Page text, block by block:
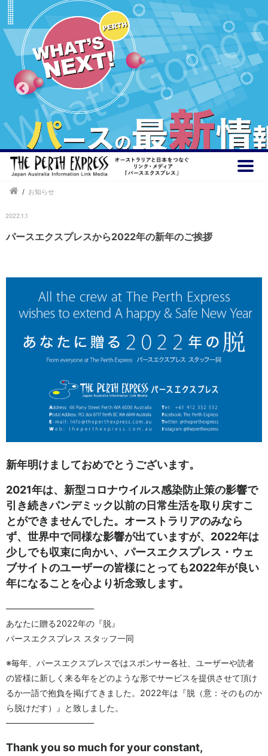
/ お知らせ
2022.1.1
パースエクスプレスから2022年の新年のご挨拶
新年明けましておめでとうございます。
2021年は、新型コロナウイルス感染防止策の影響で
引き続きパンデミック以前の日常生活を取り戻すこ
とができませんでした。オーストラリアのみなら
ず、世界中で同様な影響が出ていますが、2022年は
少しでも収束に向かい、パースエクスプレス・ウェ
ブサイトのユーザーの皆様にとっても2022年が良い
年になることを心より祈念致します。
——————————–
あなたに贈る2022年の『脱』
パースエクスプレス スタッフ一同
※毎年、パースエクスプレスではスポンサー各社、ユーザーや読者
の皆様に新しく来る年をどのような形でサービスを提供させて頂け
るか一語で抱負を掲げてきました。2022年は『脱（意：そのものか
ら脱けだす）』と致しました。
——————————–
Thank you so much for your constant,